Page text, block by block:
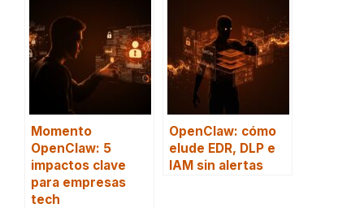
Momento
OpenClaw: 5
impactos clave
para empresas
tech
OpenClaw: cómo
elude EDR, DLP e
IAM sin alertas